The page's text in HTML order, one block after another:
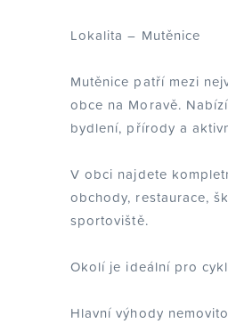
Lokalita – Mutěnice
Mutěnice patří mezi
obce na Moravě.
bydlení, přírody a
V obci najdete
obchody, restaurace,
sportoviště.
Okolí je ideální pro
Hlavní výhody